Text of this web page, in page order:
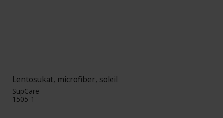
Lentosukat, microfiber, soleil
SupCare
1505-1